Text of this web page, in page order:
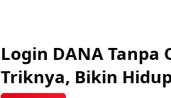
Login DANA Tanpa
Triknya, Bikin